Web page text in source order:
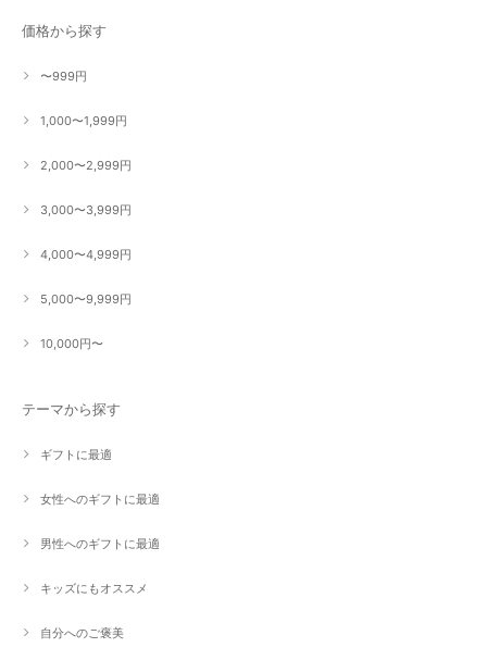
価格から探す
〜999円
1,000〜1,999円
2,000〜2,999円
3,000〜3,999円
4,000〜4,999円
5,000〜9,999円
10,000円〜
テーマから探す
ギフトに最適
女性へのギフトに最適
男性へのギフトに最適
キッズにもオススメ
自分へのご褒美